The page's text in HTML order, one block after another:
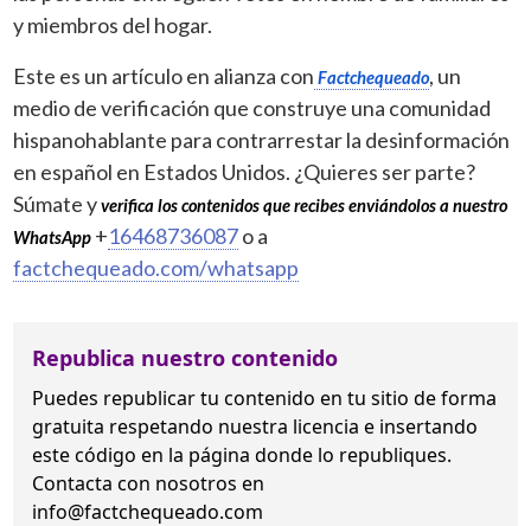
y miembros del hogar.
Este es un artículo en alianza con Factchequeado, un
medio de verificación que construye una comunidad
hispanohablante para contrarrestar la desinformación
en español en Estados Unidos. ¿Quieres ser parte?
Súmate yverifica los contenidos que recibes enviándolos a nuestro
WhatsApp +16468736087o a
factchequeado.com/whatsapp
Republica nuestro contenido
Puedes republicar tu contenido en tu sitio de forma
gratuita respetando nuestra licencia e insertando
este código en la página donde lo republiques.
Contacta con nosotros en
info@factchequeado.com